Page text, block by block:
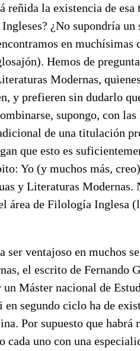
reñida la existencia de
¿No supondría
en muchísimas
Hemos de
Modernas,
y prefieren sin dudarlo
supongo, con
de una titulación
que esto es
Yo (y muchos más,
y Literaturas Modernas.
área de Filología Inglesa
ser ventajoso en muchos
el escrito de Fernando
Máster nacional de
en segundo ciclo ha de
Por supuesto que habrá
cada uno con una